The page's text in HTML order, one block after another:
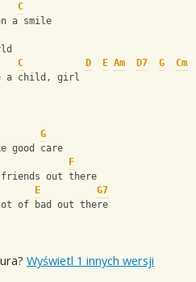
C
a smile
C D E Am D7 G
a child, girl
G
good care
F
friends out there
E
G7
of bad out there
Wyświetl 1 innych wersji